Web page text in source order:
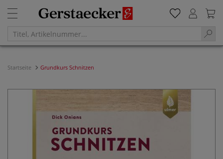
Startseite Grundkurs Schnitzen